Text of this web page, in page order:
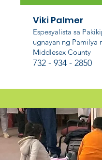
Viki Palmer
Espesyalista sa
ugnayan ng Pamilya
Middlesex County
732 - 934 - 2850